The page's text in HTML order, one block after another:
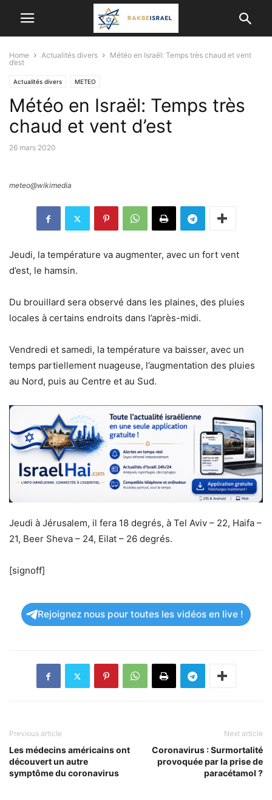
Home Actualités divers
Météo en Israël: Temps très chaud et vent
d’est
Actualités divers METEO
Météo en Israël: Temps très
chaud et vent d’est
26 mars 2020
meteo@wikimedia
Jeudi, la température va augmenter, avec un fort vent
d’est, le hamsin.
Du brouillard sera observé dans les plaines, des pluies
locales à certains endroits dans l’après-midi.
Vendredi et samedi, la température va baisser, avec un
temps partiellement nuageuse, l’augmentation des pluies
au Nord, puis au Centre et au Sud.
Jeudi à Jérusalem, il fera 18 degrés, à Tel Aviv – 22, Haifa –
21, Beer Sheva – 24, Eilat – 26 degrés.
[signoff]
Rejoignez nous pour toutes les vidéos en live !
Previous article
Les médecins américains ont
découvert un autre
symptôme du coronavirus
Next article
Coronavirus : Surmortalité
provoquée par la prise de
paracétamol ?